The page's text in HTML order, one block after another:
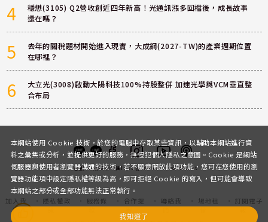
4
穩懋(3105) Q2營收創近四年新高！光通訊漲多回檔後，成長故事
還在嗎？
5
去年的關稅題材開始進入現實，大成鋼(2027-TW)的產業週期位置
在哪裡？
6
大立光(3008)啟動大陽科技100%持股整併 加速光學與VCM垂直整
合布局
客服 討論區粉絲團InstagramYoutubePodcast
加入我
們
隱私權政
服務條
合作提
聯絡我
場地租
訂閱電子
本網站使用 Cookie 技術，於您的電腦中存取某些資訊，以輔助本網站進行資
料之彙集或分析，並提供更好的服務，無侵犯個人隱私之意圖。Cookie 是網站
伺服器與使用者瀏覽器溝通的技術，若不願意開放此項功能，您可在您使用的瀏
覽器功能項中設定隱私權等級為高，即可拒絕 Cookie 的寫入，但可能會導致
本網站之部分或全部功能無法正常執行。
我知道了